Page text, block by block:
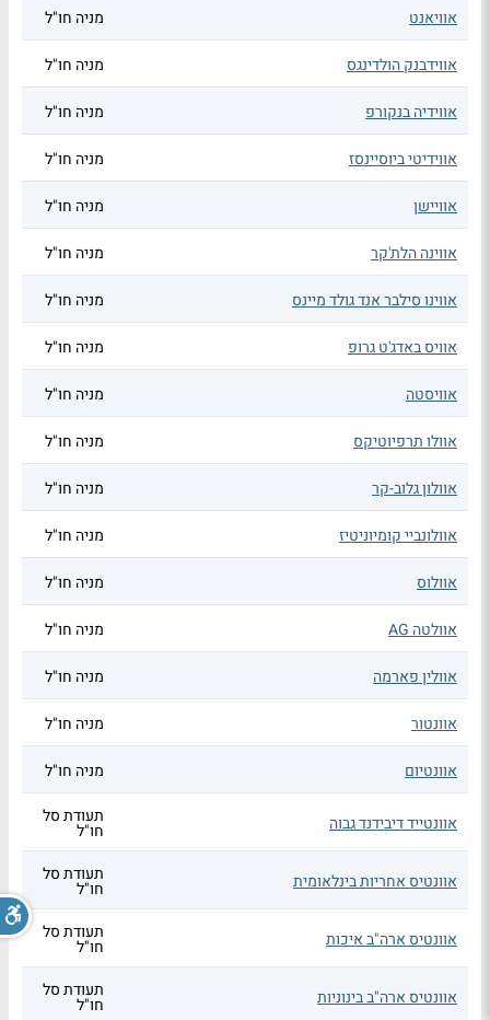
אוויאנט מניה חו"ל
אווידבנק הולדינגס מניה חו"ל
אווידיה בנקורפ מניה חו"ל
אווידיטי ביוסיינסז מניה חו"ל
אוויישן מניה חו"ל
אווינה הלת'קר מניה חו"ל
אווינו סילבר אנד גולד מיינס מניה חו"ל
אוויס באדג'ט גרופ מניה חו"ל
אוויסטה מניה חו"ל
אוולו תרפיוטיקס מניה חו"ל
אוולון גלוב-קר מניה חו"ל
אוולונביי קומיוניטיז מניה חו"ל
אוולוס מניה חו"ל
אוולטה AG מניה חו"ל
אוולין פארמה מניה חו"ל
אוונטור מניה חו"ל
אוונטיום מניה חו"ל
אוונטייד דיבידנד גבוה תעודת סל
חו"ל
אוונטיס אחריות בינלאומית תעודת סל
חו"ל
אוונטיס ארה"ב איכות תעודת סל
חו"ל
אוונטיס ארה"ב בינוניות תעודת סל
חו"ל